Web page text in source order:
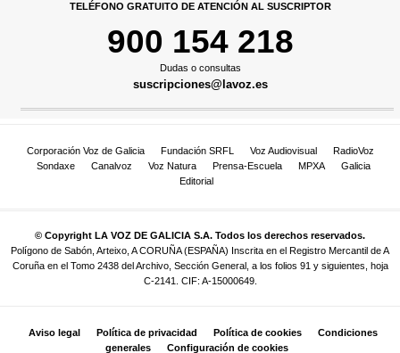
TELÉFONO GRATUITO DE ATENCIÓN AL SUSCRIPTOR
900 154 218
Dudas o consultas
suscripciones@lavoz.es
Corporación Voz de Galicia Fundación SRFL Voz Audiovisual
RadioVoz
Sondaxe
Canalvoz Voz Natura Prensa-Escuela MPXA
Galicia
Editorial
© Copyright LA VOZ DE GALICIA S.A. Todos los derechos reservados.
Polígono de Sabón, Arteixo, A CORUÑA (ESPAÑA) Inscrita en el Registro Mercantil de A
Coruña en el Tomo 2438 del Archivo, Sección General, a los folios 91 y siguientes, hoja
C-2141. CIF: A-15000649.
Aviso legal Política de privacidad Política de cookies
Condiciones
generales
Configuración de cookies